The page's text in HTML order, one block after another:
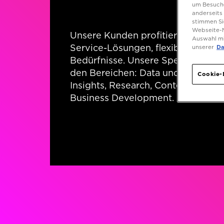
Unsere Kunden profitieren von
Service-Lösungen, flexibel
Bedürfnisse. Unsere
den Bereichen: Data und
Insights, Research, Content, Media
Business Development.
um
anderseits
stimmen
Webseite-
Auswahl
unserer
Cookie-